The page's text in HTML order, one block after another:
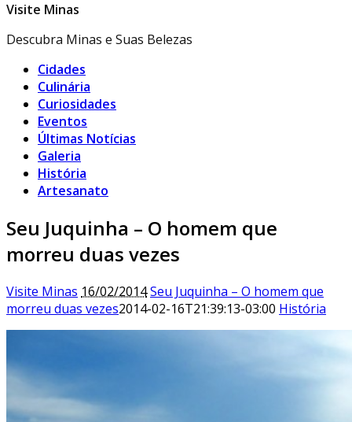
Visite Minas
Descubra Minas e Suas Belezas
Cidades
Culinária
Curiosidades
Eventos
Últimas Notícias
Galeria
História
Artesanato
Seu Juquinha – O homem que
morreu duas vezes
Visite Minas 16/02/2014Seu Juquinha – O homem que
morreu duas vezes2014-02-16T21:39:13-03:00 História